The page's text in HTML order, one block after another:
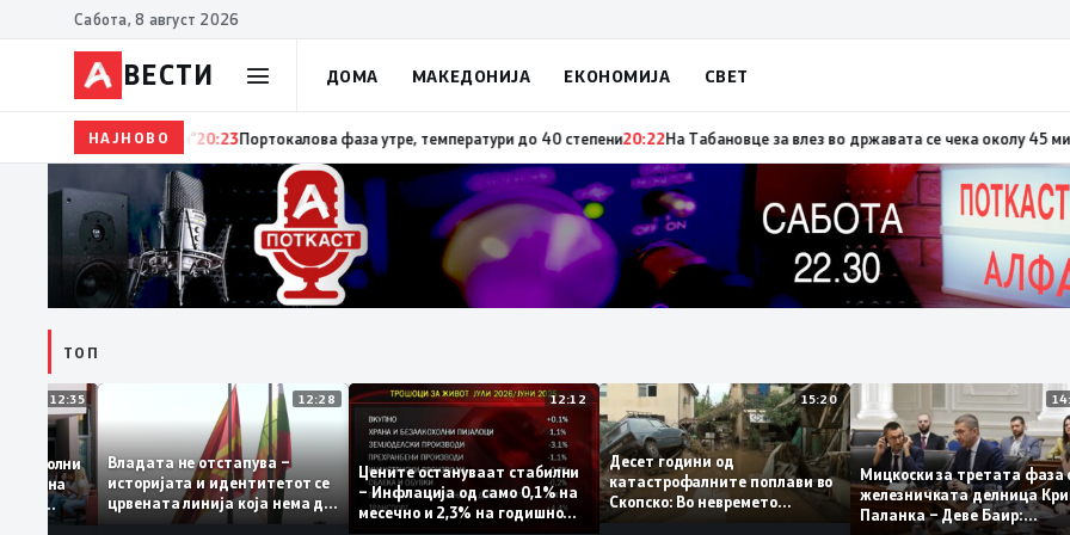
Сабота, 8 август 2026
ВЕСТИ ДОМА МАКЕДОНИЈА ЕКОНОМИЈА СВЕТ
НАЈНОВО20:24Сиљановска Давкова на Свечената академија по повод „30 години Општина Вевчани“20:23Портокалова фаза утре,
ТОП
12:35
се задоволни
на
12:28
Владата не отстапува –
историјата и идентитетот се
црвената линија која нема да
се погази
12:12
Цените остануваат стабилни
– Инфлација од само 0,1% на
месечно и 2,3% на годишно
15:20
Десет години од
катастрофалните поплави во
Скопско: Во невремето
Мицкоски за третата
железничката делница
Паланка – Деве Баир: